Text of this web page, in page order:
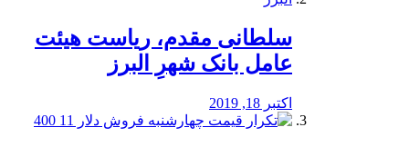
سلطانی مقدم، ریاست هیئت
عامل بانک شهرِ البرز
اکتبر 18, 2019